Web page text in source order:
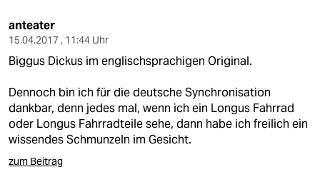
anteater
15.04.2017 , 11:44 Uhr
Biggus Dickus im englischsprachigen Original.
Dennoch bin ich für die deutsche Synchronisation
dankbar, denn jedes mal, wenn ich ein Longus Fahrrad
oder Longus Fahrradteile sehe, dann habe ich freilich ein
wissendes Schmunzeln im Gesicht.
zum Beitrag